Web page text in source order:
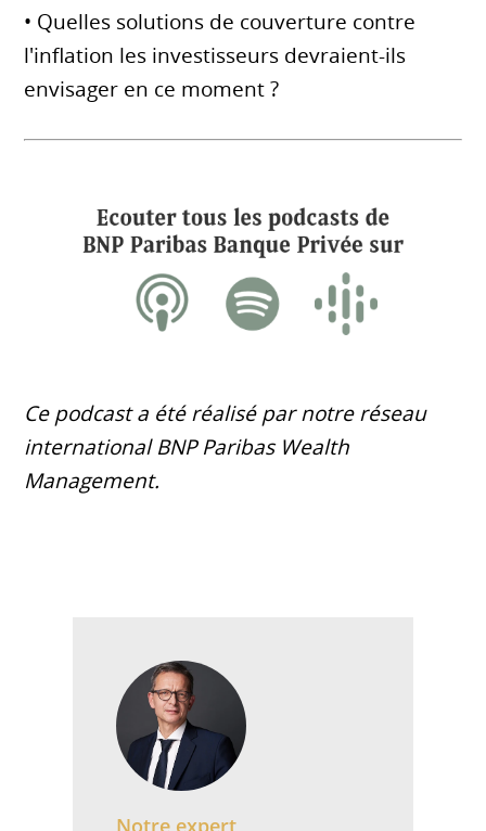
• Quelles solutions de couverture contre
l'inflation les investisseurs devraient-ils
envisager en ce moment ?
Ce podcast a été réalisé par notre réseau
international BNP Paribas Wealth
Management.
Notre expert